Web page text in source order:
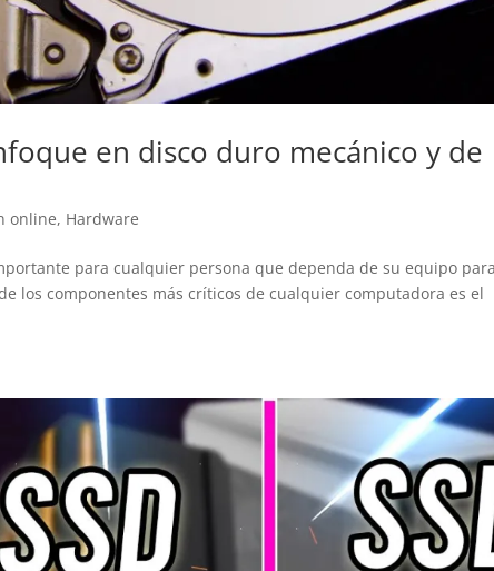
en disco duro mecánico y de
online, Hardware
para cualquier persona que dependa de su equipo
los componentes más críticos de cualquier computadora es el